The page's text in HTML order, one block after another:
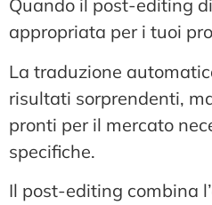
Quando il post-editing
appropriata per i tuoi
La traduzione
risultati sorprendenti,
pronti per il mercato
specifiche.
Il post-editing combina